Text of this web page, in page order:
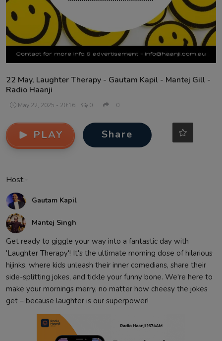
Contact
22 May, Laughter Therapy - Gautam Kapil - Mantej Gill -
Radio Haanji
May 22, 2025 - 20:16 0 0
PLAY Share
Host:-
Gautam Kapil
Mantej Singh
Get ready to giggle your way into a fantastic day with
'Laughter Therapy'! It's the ultimate morning dose of hilarious
hijinks, where kids unleash their inner comedians, share their
side-splitting jokes, and tickle your funny bone. We're here to
make your mornings merry, no matter how cheesy the jokes
get – because laughter is our superpower!